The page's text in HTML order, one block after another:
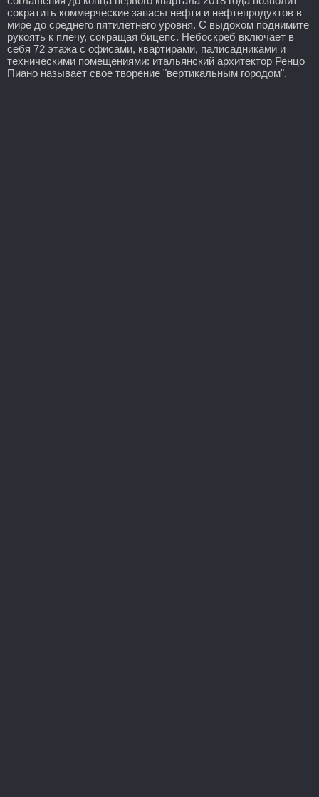
сократить коммерческие запасы нефти и нефтепродуктов в
мире до среднего пятилетнего уровня. С выдохом поднимите
рукоять к плечу, сокращая бицепс. Небоскреб включает в
себя 72 этажа с офисами, квартирами, палисадниками и
техническими помещениями: итальянский архитектор Ренцо
Пиано называет свое творение "вертикальным городом".